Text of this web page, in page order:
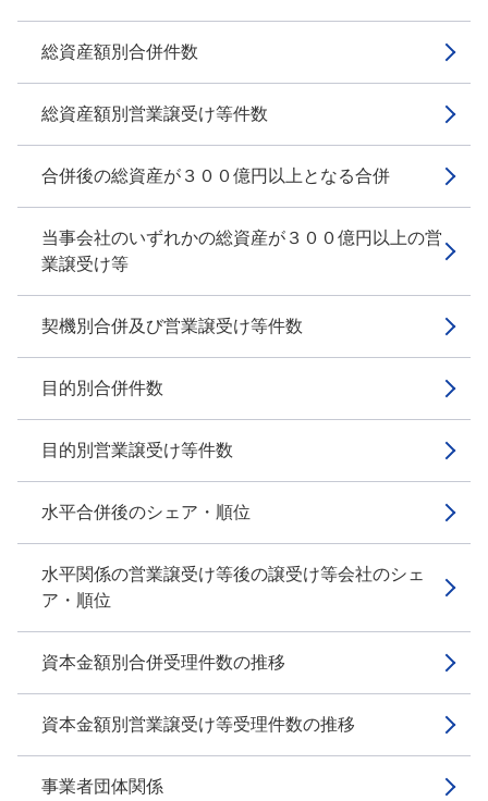
総資産額別合併件数
総資産額別営業譲受け等件数
合併後の総資産が３００億円以上となる合併
当事会社のいずれかの総資産が３００億円以上の営
業譲受け等
契機別合併及び営業譲受け等件数
目的別合併件数
目的別営業譲受け等件数
水平合併後のシェア・順位
水平関係の営業譲受け等後の譲受け等会社のシェ
ア・順位
資本金額別合併受理件数の推移
資本金額別営業譲受け等受理件数の推移
事業者団体関係